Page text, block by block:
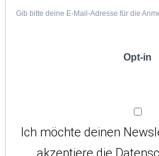
Gib bitte deine E-Mail-Adresse für die
Opt-in
Ich möchte deinen